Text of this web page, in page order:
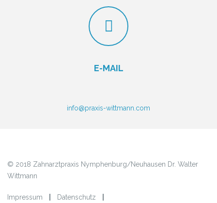
E-MAIL
info@praxis-wittmann.com
© 2018 Zahnarztpraxis Nymphenburg/Neuhausen Dr. Walter
Wittmann
Impressum Datenschutz